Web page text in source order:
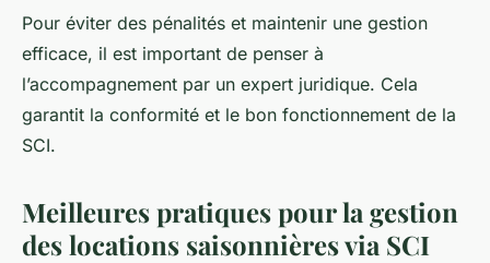
Pour éviter des pénalités et maintenir une gestion
efficace, il est important de penser à
l’accompagnement par un expert juridique. Cela
garantit la conformité et le bon fonctionnement de la
SCI.
Meilleures pratiques pour la gestion
des locations saisonnières via SCI